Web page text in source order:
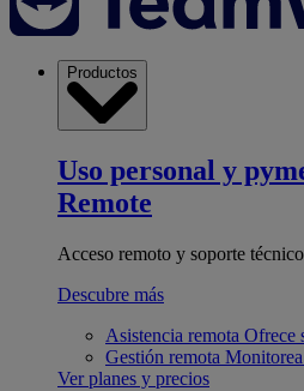
Productos
Uso personal y
Remote
Acceso remoto y soporte
Descubre más
Asistencia remota Ofrece
Gestión remota
Ver planes y precios